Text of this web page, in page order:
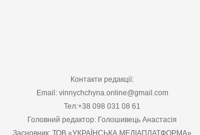
Контакти редакції:
Email: vinnychchyna.online@gmail.com
Тел:+38 098 031 08 61
Головний редактор: Голошивець Анастасія
Засновник: ТОВ «УКРАЇНСЬКА МЕДІАПЛАТФОРМА»